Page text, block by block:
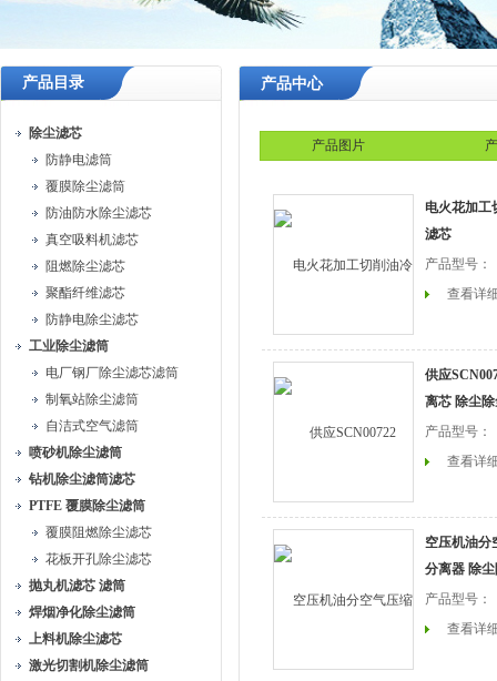
产品目录
除尘滤芯
防静电滤筒
覆膜除尘滤筒
防油防水除尘滤芯
真空吸料机滤芯
阻燃除尘滤芯
聚酯纤维滤芯
防静电除尘滤芯
工业除尘滤筒
电厂钢厂除尘滤芯滤筒
制氧站除尘滤筒
自洁式空气滤筒
喷砂机除尘滤筒
钻机除尘滤筒滤芯
PTFE 覆膜除尘滤筒
覆膜阻燃除尘滤芯
花板开孔除尘滤芯
抛丸机滤芯 滤筒
焊烟净化除尘滤筒
上料机除尘滤芯
激光切割机除尘滤筒
产品中心
产品图片
电火花加工
滤芯
产品型号：
查看详
供应
离芯 除尘
产品型号：
查看详
空压机油分
分离器 除
产品型号：
查看详